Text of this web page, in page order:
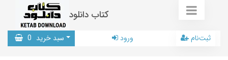
کتاب دانلود
سبد خرید 0 ورود ثبت‌نام